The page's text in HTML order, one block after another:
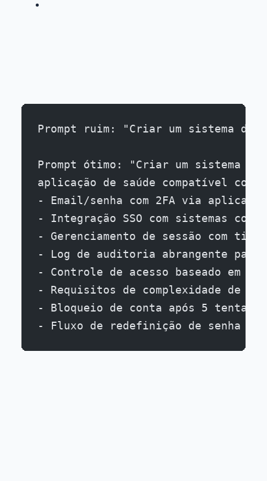
Prompt ruim: "Criar um sistema de
Prompt ótimo: "Criar um sistema
aplicação de saúde compatível com
- Email/senha com 2FA via
- Integração SSO com sistemas
- Gerenciamento de sessão com
- Log de auditoria abrangente para
- Controle de acesso baseado em
- Requisitos de complexidade de
- Bloqueio de conta após 5
- Fluxo de redefinição de senha